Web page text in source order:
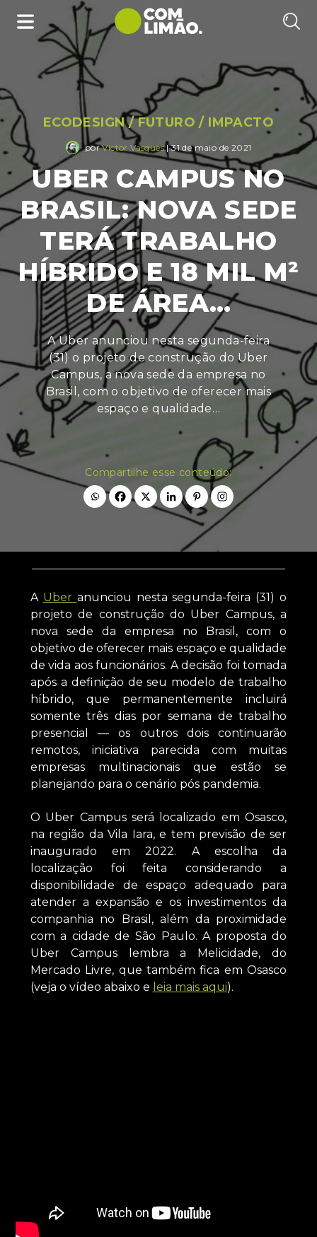
ECODESIGN/FUTURO / IMPACTO
porVictor Vasques| 31 de maio de 2021
UBER CAMPUS NO
BRASIL: NOVA SEDE
TERÁ TRABALHO
HÍBRIDO E 18 MIL M²
DE ÁREA…
A Uber anunciou nesta segunda-feira
(31) o projeto de construção do Uber
Campus, a nova sede da empresa no
Brasil, com o objetivo de oferecer mais
espaço e qualidade…
Compartilhe esse conteúdo:
A Uber anunciou nesta segunda-feira (31) o
projeto de construção do Uber Campus, a
nova sede da empresa no Brasil, com o
objetivo de oferecer mais espaço e qualidade
de vida aos funcionários. A decisão foi tomada
após a definição de seu modelo de trabalho
híbrido, que permanentemente incluirá
somente três dias por semana de trabalho
presencial — os outros dois continuarão
remotos, iniciativa parecida com muitas
empresas multinacionais que estão se
planejando para o cenário pós pandemia.
O Uber Campus será localizado em Osasco,
na região da Vila Iara, e tem previsão de ser
inaugurado em 2022. A escolha da
localização foi feita considerando a
disponibilidade de espaço adequado para
atender a expansão e os investimentos da
companhia no Brasil, além da proximidade
com a cidade de São Paulo. A proposta do
Uber Campus lembra a Melicidade, do
Mercado Livre, que também fica em Osasco
(veja o vídeo abaixo e leia mais aqui).